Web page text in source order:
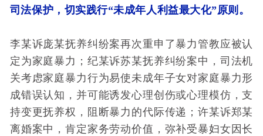
司法保护，切实践行“未成年人利益最大化”原则。
李某诉庞某抚养纠纷案再次重申了暴力管教应被认
定为家庭暴力；纪某诉苏某抚养纠纷案中，司法机
关考虑家庭暴力行为易使未成年子女对家庭暴力形
成错误认知，并可能诱发心理创伤或心理模仿，支
持变更抚养权，阻断暴力的代际传递；许某诉郑某
离婚案中，肯定家务劳动价值，弥补受暴妇女因长